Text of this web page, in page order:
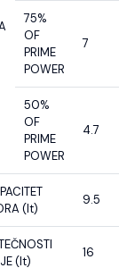
75%
OF
PRIME
POWER
7
50%
OF
PRIME
POWER
4.7
(lt)
9.5
(lt)
16